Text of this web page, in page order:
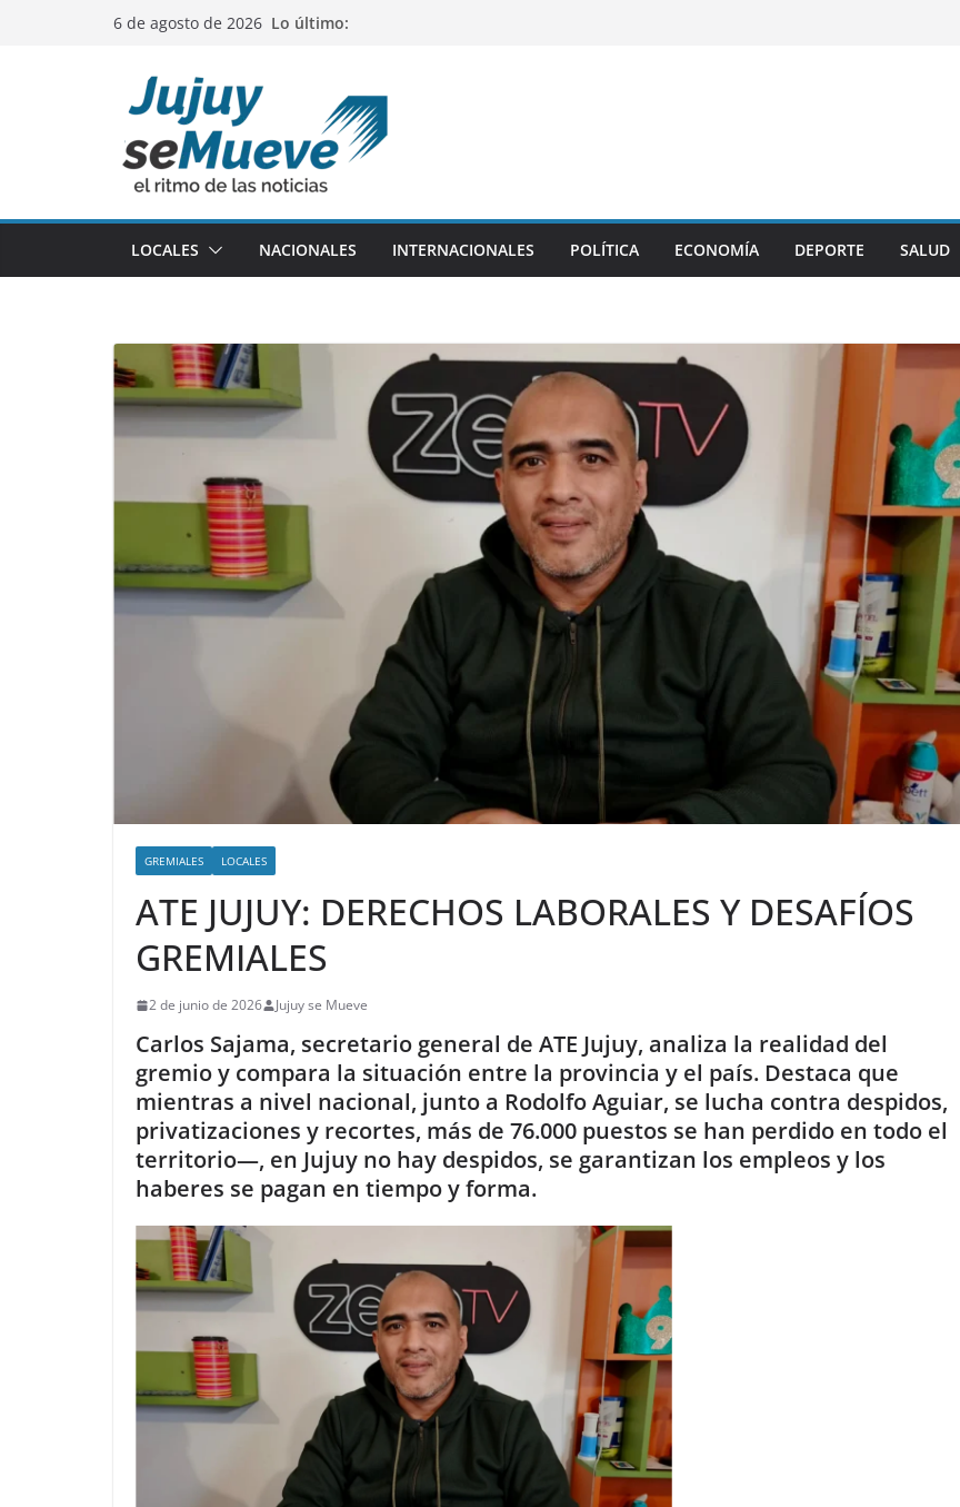
6 de agosto de 2026 Lo último:
LOCALES NACIONALES INTERNACIONALES POLÍTICA ECONOMÍA DEPORTE SALUD
GREMIALES LOCALES
ATE JUJUY: DERECHOS LABORALES Y DESAFÍOS
GREMIALES
2 de junio de 2026 Jujuy se Mueve
Carlos Sajama, secretario general de ATE Jujuy, analiza la realidad del
gremio y compara la situación entre la provincia y el país. Destaca que
mientras a nivel nacional, junto a Rodolfo Aguiar, se lucha contra despidos,
privatizaciones y recortes, más de 76.000 puestos se han perdido en todo el
territorio—, en Jujuy no hay despidos, se garantizan los empleos y los
haberes se pagan en tiempo y forma.